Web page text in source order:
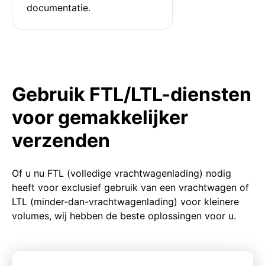
documentatie.
Gebruik FTL/LTL-diensten
voor gemakkelijker
verzenden
Of u nu FTL (volledige vrachtwagenlading) nodig
heeft voor exclusief gebruik van een vrachtwagen of
LTL (minder-dan-vrachtwagenlading) voor kleinere
volumes, wij hebben de beste oplossingen voor u.